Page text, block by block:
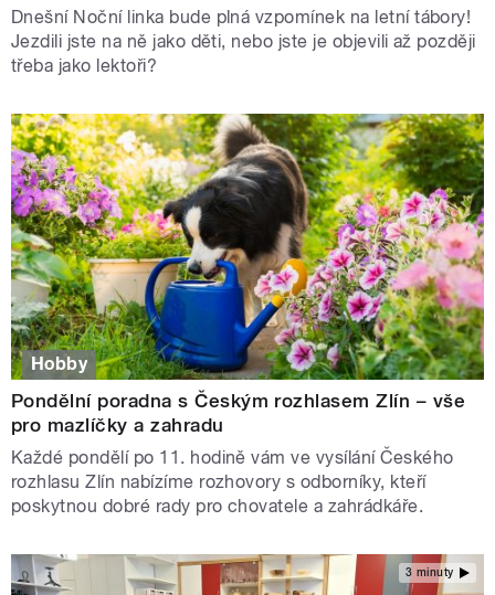
Dnešní Noční linka bude plná vzpomínek na letní tábory!
Jezdili jste na ně jako děti, nebo jste je objevili až později
třeba jako lektoři?
Hobby
Pondělní poradna s Českým rozhlasem Zlín – vše
pro mazlíčky a zahradu
Každé pondělí po 11. hodině vám ve vysílání Českého
rozhlasu Zlín nabízíme rozhovory s odborníky, kteří
poskytnou dobré rady pro chovatele a zahrádkáře.
3 minuty